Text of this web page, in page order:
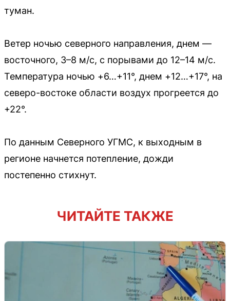
туман.
Ветер ночью северного направления, днем —
восточного, 3–8 м/с, с порывами до 12–14 м/с.
Температура ночью +6…+11°, днем +12…+17°, на
северо-востоке области воздух прогреется до
+22°.
По данным Северного УГМС, к выходным в
регионе начнется потепление, дожди
постепенно стихнут.
ЧИТАЙТЕ ТАКЖЕ